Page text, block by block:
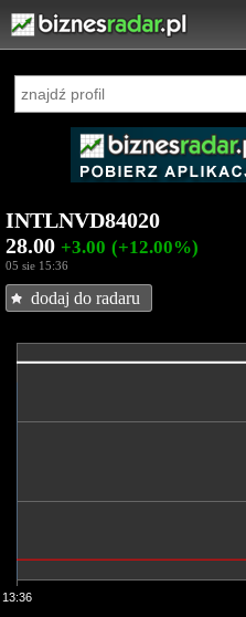
INTLNVD84020
28.00 +3.00 (+12.00%)
05 sie 15:36
dodaj do radaru
13:36